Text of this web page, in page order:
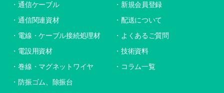
通信ケーブル
通信関連資材
電線・ケーブル接続処理材
電設用資材
巻線・マグネットワイヤ
防振ゴム、除振台
新規会員登録
配送について
よくあるご質問
技術資料
コラム一覧